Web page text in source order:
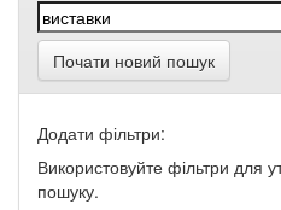
Почати новий пошук
Додати фільтри:
Використовуйте фільтри для
пошуку.